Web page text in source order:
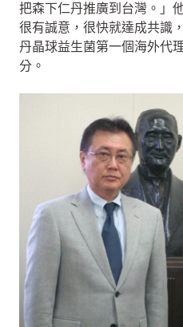
把森下仁丹推廣到台灣。」
很有誠意，很快就達成共識
丹晶球益生菌第一個海外代
分。